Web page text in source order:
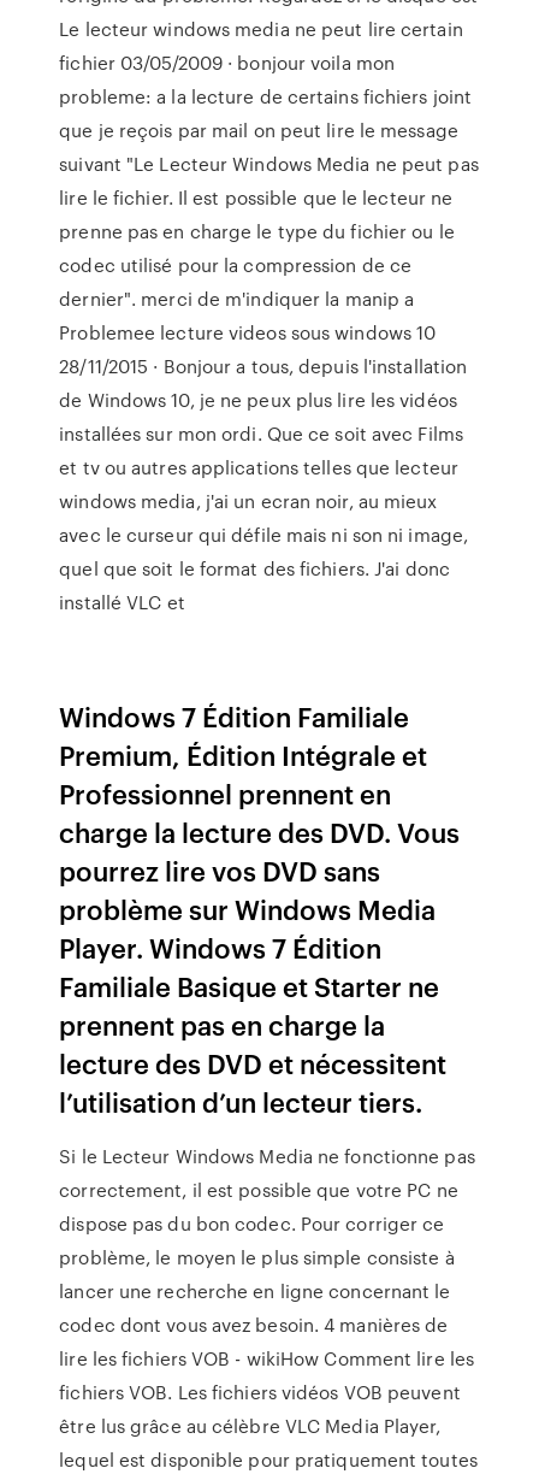
Le lecteur windows media ne peut lire certain
fichier 03/05/2009 · bonjour voila mon
probleme: a la lecture de certains fichiers joint
que je reçois par mail on peut lire le message
suivant "Le Lecteur Windows Media ne peut pas
lire le fichier. Il est possible que le lecteur ne
prenne pas en charge le type du fichier ou le
codec utilisé pour la compression de ce
dernier". merci de m'indiquer la manip a
Problemee lecture videos sous windows 10
28/11/2015 · Bonjour a tous, depuis l'installation
de Windows 10, je ne peux plus lire les vidéos
installées sur mon ordi. Que ce soit avec Films
et tv ou autres applications telles que lecteur
windows media, j'ai un ecran noir, au mieux
avec le curseur qui défile mais ni son ni image,
quel que soit le format des fichiers. J'ai donc
installé VLC et
Windows 7 Édition Familiale
Premium, Édition Intégrale et
Professionnel prennent en
charge la lecture des DVD. Vous
pourrez lire vos DVD sans
problème sur Windows Media
Player. Windows 7 Édition
Familiale Basique et Starter ne
prennent pas en charge la
lecture des DVD et nécessitent
l’utilisation d’un lecteur tiers.
Si le Lecteur Windows Media ne fonctionne pas
correctement, il est possible que votre PC ne
dispose pas du bon codec. Pour corriger ce
problème, le moyen le plus simple consiste à
lancer une recherche en ligne concernant le
codec dont vous avez besoin. 4 manières de
lire les fichiers VOB - wikiHow Comment lire les
fichiers VOB. Les fichiers vidéos VOB peuvent
être lus grâce au célèbre VLC Media Player,
lequel est disponible pour pratiquement toutes